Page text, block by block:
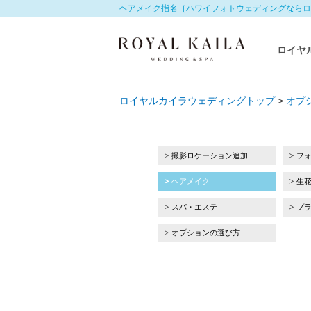
ヘアメイク指名［ハワイフォトウェディングなら
ロイヤ
ロイヤルカイラウェディングトップ> オプ
撮影ロケーション追加 フ
ヘアメイク 生
スパ・エステ プ
オプションの選び方